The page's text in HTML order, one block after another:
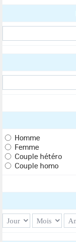
Homme
Femme
Couple hétéro
Couple homo